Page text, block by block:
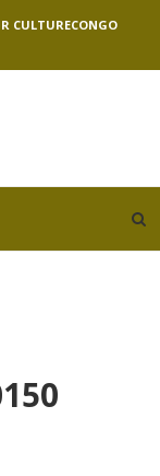
CULTURECONGO